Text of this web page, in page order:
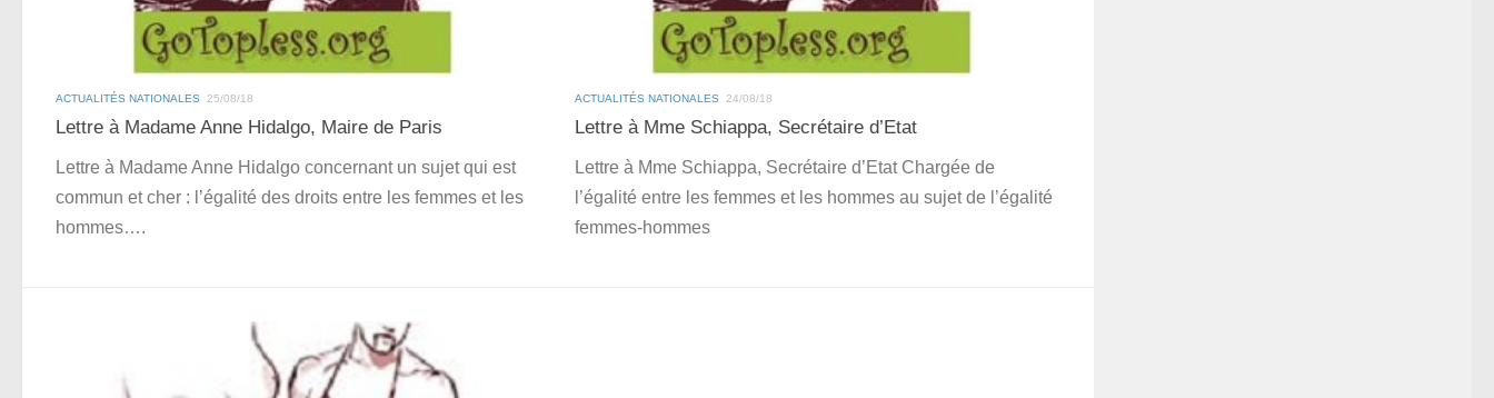
ACTUALITÉS NATIONALES 25/08/18
Lettre à Madame Anne Hidalgo, Maire de Paris
Lettre à Madame Anne Hidalgo concernant un sujet qui est
commun et cher : l’égalité des droits entre les femmes et les
hommes….
ACTUALITÉS NATIONALES 24/08/18
Lettre à Mme Schiappa, Secrétaire d’Etat
Lettre à Mme Schiappa, Secrétaire d’Etat Chargée de
l’égalité entre les femmes et les hommes au sujet de l’égalité
femmes-hommes